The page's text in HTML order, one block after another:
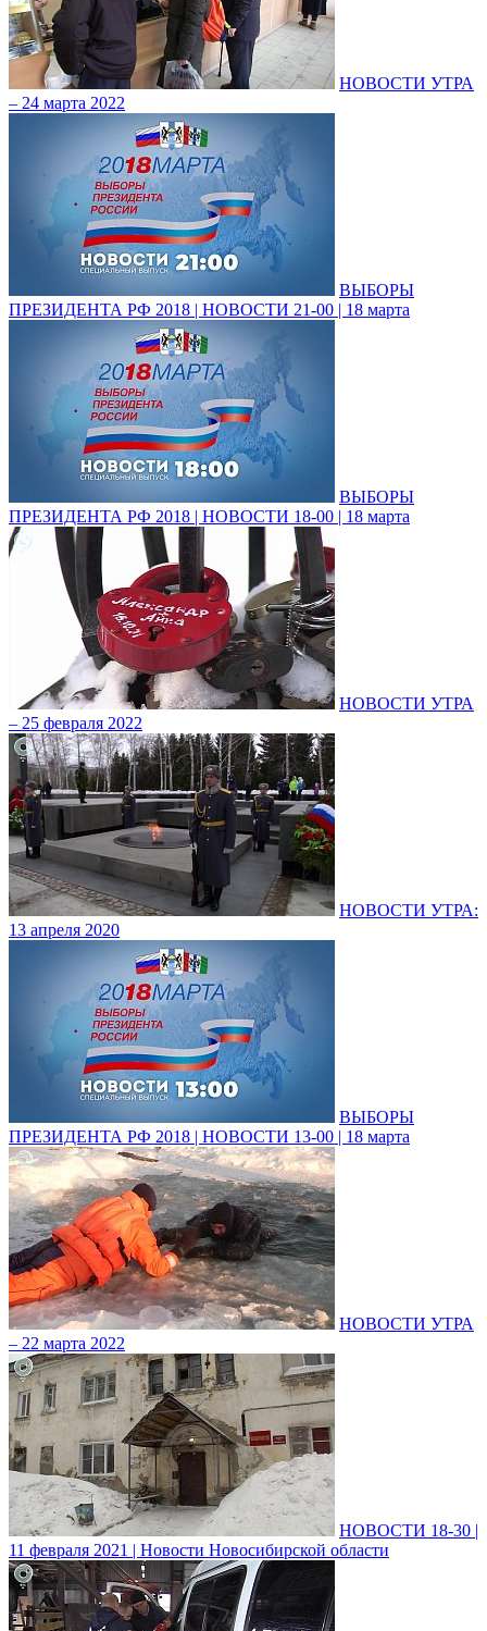
НОВОСТИ УТРА
– 24 марта 2022
ВЫБОРЫ
ПРЕЗИДЕНТА РФ 2018 | НОВОСТИ 21-00 | 18 марта
ВЫБОРЫ
ПРЕЗИДЕНТА РФ 2018 | НОВОСТИ 18-00 | 18 марта
НОВОСТИ УТРА
– 25 февраля 2022
НОВОСТИ УТРА:
13 апреля 2020
ВЫБОРЫ
ПРЕЗИДЕНТА РФ 2018 | НОВОСТИ 13-00 | 18 марта
НОВОСТИ УТРА
– 22 марта 2022
НОВОСТИ 18-30 |
11 февраля 2021 | Новости Новосибирской области